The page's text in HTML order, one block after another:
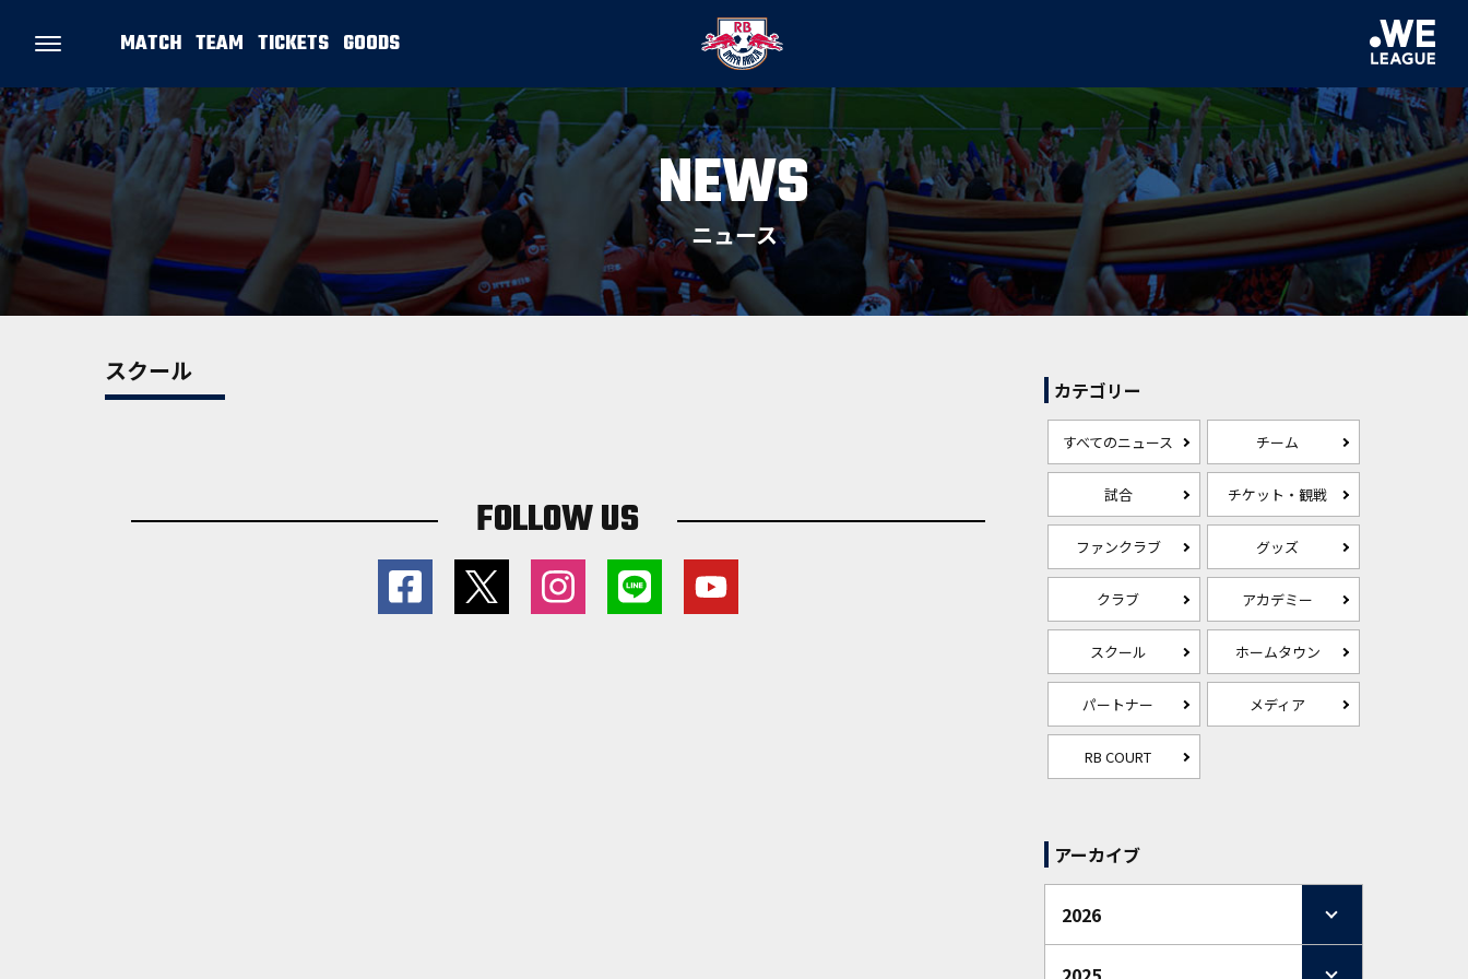
MATCH TEAM TICKETS GOODS
NEWS
ニュース
スクール
FOLLOW US
カテゴリー
すべてのニュース チーム
試合 チケット・観戦
ファンクラブ グッズ
クラブ アカデミー
スクール ホームタウン
パートナー メディア
RB COURT
アーカイブ
2026